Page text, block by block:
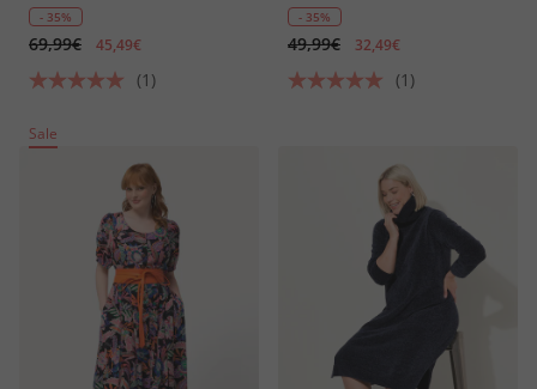
- 35%
69,99€ 45,49€
(1)
Animalprint
- 35%
49,99€ 32,49€
(1)
Sale